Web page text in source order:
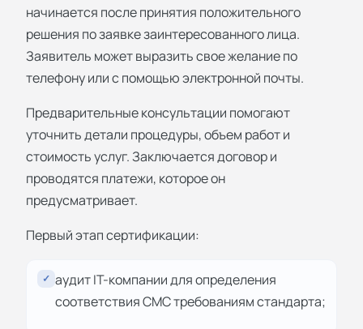
начинается после принятия положительного
решения по заявке заинтересованного лица.
Заявитель может выразить свое желание по
телефону или с помощью электронной почты.
Предварительные консультации помогают
уточнить детали процедуры, объем работ и
стоимость услуг. Заключается договор и
проводятся платежи, которое он
предусматривает.
Первый этап сертификации:
✓ аудит IT-компании для определения
соответствия СМС требованиям стандарта;